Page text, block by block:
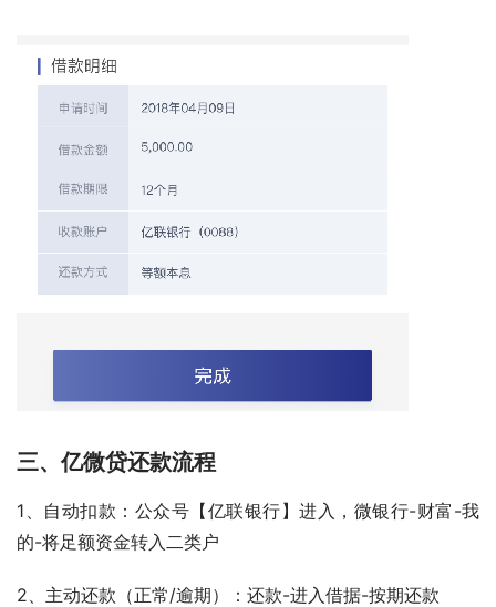
三、亿微贷还款流程
1、自动扣款：公众号【亿联银行】进入，微银行-财富-我
的-将足额资金转入二类户
2、主动还款（正常/逾期）：还款-进入借据-按期还款